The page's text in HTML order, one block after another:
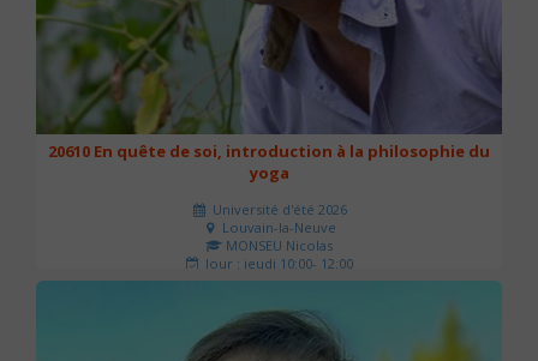
20610 En quête de soi, introduction à la philosophie du
yoga
Université d'été 2026
Louvain-la-Neuve
MONSEU Nicolas
Jour : jeudi 10:00- 12:00
Nombre de séances : 1